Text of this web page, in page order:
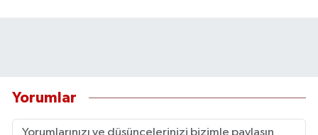
Yorumlar